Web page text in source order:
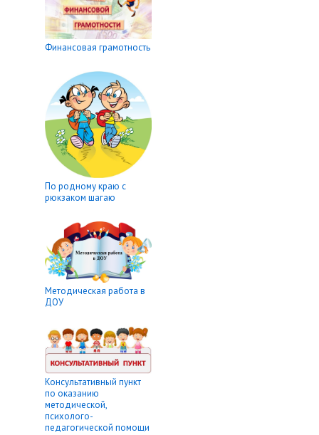
Финансовая грамотность
По родному краю с
рюкзаком шагаю
Методическая работа в
ДОУ
Консультативный пункт
по оказанию
методической,
психолого-
педагогической помощи